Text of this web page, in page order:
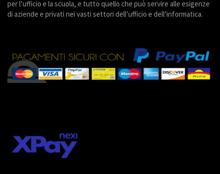
per l’ufficio e la scuola, e tutto quello che può servire alle esigenze
di aziende e privati nei vasti settori dell’ufficio e dell’informatica.